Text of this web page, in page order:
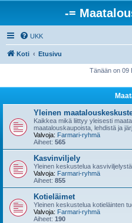
-=
UKK
Koti Etusivu
Tänään on 09
Yleinen
Kaikkea mikä liittyy yleisesti
maatalouskaupoista, lehdistä ja
Valvoja: Farmari-ryhmä
Aiheet: 565
Kasvinviljely
Yleinen keskustelua
Valvoja: Farmari-ryhmä
Aiheet: 855
Kotieläimet
Yleinen keskustelua kotieläinten
Valvoja: Farmari-ryhmä
Aiheet: 190